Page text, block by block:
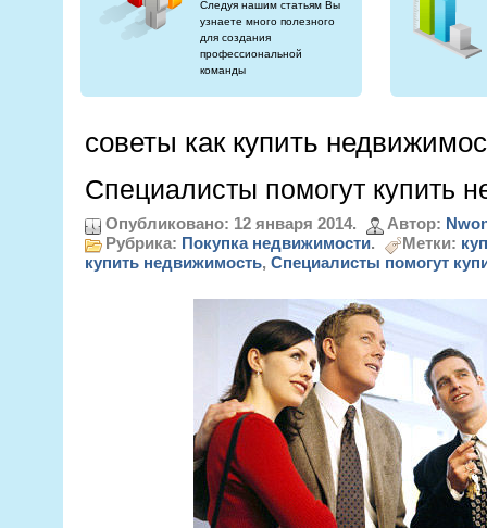
Следуя нашим статьям Вы
узнаете много полезного
для создания
профессиональной
команды
советы как купить
Специалисты помогут купить
Опубликовано: 12 января 2014. Автор:
Рубрика: Покупка недвижимости. Метки:
купить недвижимость, Специалисты помогут